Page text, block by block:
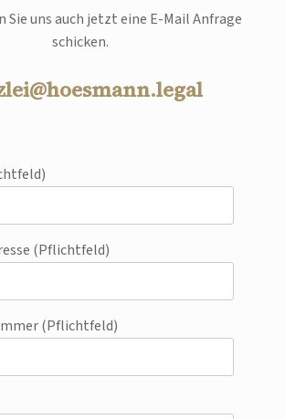
Sie uns auch jetzt eine E-Mail Anfrage
schicken.
(Pflichtfeld)
(Pflichtfeld)